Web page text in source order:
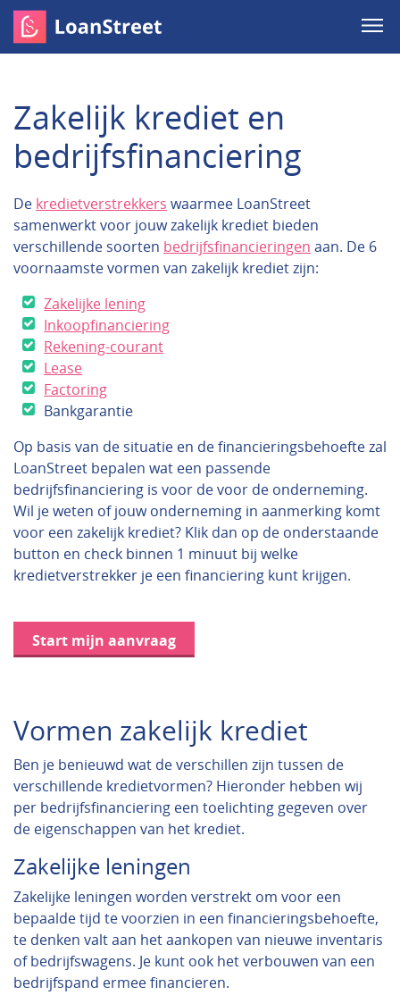
Zakelijk krediet en
bedrijfsfinanciering
De kredietverstrekkers waarmee LoanStreet
samenwerkt voor jouw zakelijk krediet bieden
verschillende soorten bedrijfsfinancieringen aan. De 6
voornaamste vormen van zakelijk krediet zijn:
Zakelijke lening
Inkoopfinanciering
Rekening-courant
Lease
Factoring
Bankgarantie
Op basis van de situatie en de financieringsbehoefte zal
LoanStreet bepalen wat een passende
bedrijfsfinanciering is voor de voor de onderneming.
Wil je weten of jouw onderneming in aanmerking komt
voor een zakelijk krediet? Klik dan op de onderstaande
button en check binnen 1 minuut bij welke
kredietverstrekker je een financiering kunt krijgen.
Start mijn aanvraag
Vormen zakelijk krediet
Ben je benieuwd wat de verschillen zijn tussen de
verschillende kredietvormen? Hieronder hebben wij
per bedrijfsfinanciering een toelichting gegeven over
de eigenschappen van het krediet.
Zakelijke leningen
Zakelijke leningen worden verstrekt om voor een
bepaalde tijd te voorzien in een financieringsbehoefte,
te denken valt aan het aankopen van nieuwe inventaris
of bedrijfswagens. Je kunt ook het verbouwen van een
bedrijfspand ermee financieren.